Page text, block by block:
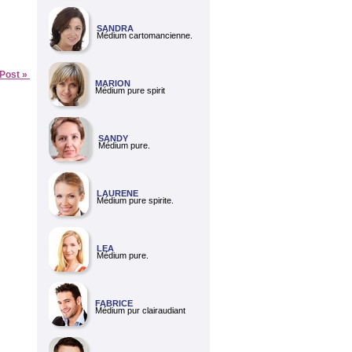
»
SANDRA
Médium cartomancienne.
MARION
Médium pure spirit
SANDY
Médium pure.
LAURENE
Médium pure spirite.
LEA
Médium pure.
FABRICE
Médium pur clairaudiant